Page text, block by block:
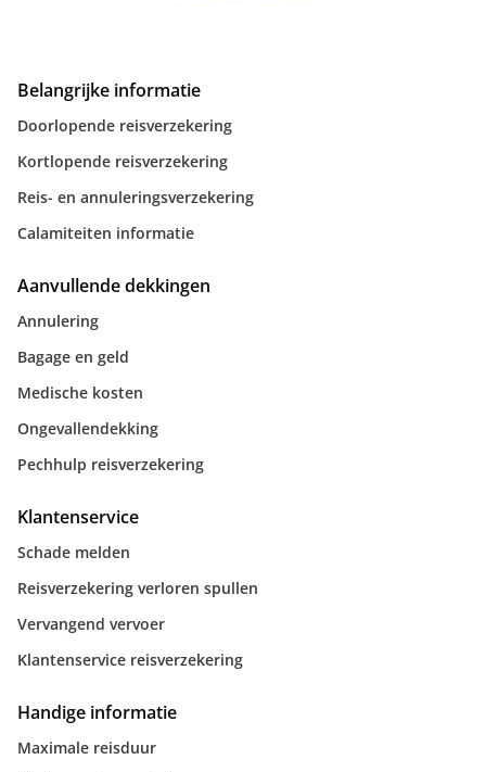
Belangrijke informatie
Doorlopende reisverzekering
Kortlopende reisverzekering
Reis- en annuleringsverzekering
Calamiteiten informatie
Aanvullende dekkingen
Annulering
Bagage en geld
Medische kosten
Ongevallendekking
Pechhulp reisverzekering
Klantenservice
Schade melden
Reisverzekering verloren spullen
Vervangend vervoer
Klantenservice reisverzekering
Handige informatie
Maximale reisduur